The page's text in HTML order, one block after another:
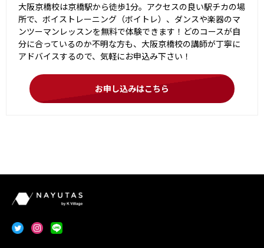
大阪京橋校は京橋駅から徒歩1分。アクセスの良い駅チカの場
所で、ボイストレーニング（ボイトレ）、ダンスや楽器のマ
ンツーマンレッスンを無料で体験できます！どのコースが自
分に合っているのか不明な方も、大阪京橋校の講師が丁寧に
アドバイスするので、気軽にお申込み下さい！
お申し込みはこちら